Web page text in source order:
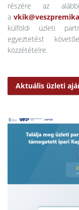
részére az
a
külföldi üzleti
egyeztetést
közzétételre.
Aktuális üzleti